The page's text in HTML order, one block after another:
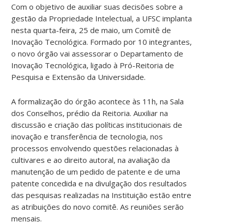
intelectual,
número
que
considera
reduzido
em
relação
tamanho
e
prestígio
em
pesquisa
e
desenvolvimento
conquistado
pela
Universidade.
Mas,
Com o objetivo de auxiliar suas decisões sobre a
gestão da Propriedade Intelectual, a UFSC implanta
nesta quarta-feira, 25 de maio, um Comitê de
Inovação Tecnológica. Formado por 10 integrantes,
o novo órgão vai assessorar o Departamento de
Inovação Tecnológica, ligado à Pró-Reitoria de
Pesquisa e Extensão da Universidade.
A formalização do órgão acontece às 11h, na Sala
dos Conselhos, prédio da Reitoria. Auxiliar na
discussão e criação das políticas institucionais de
inovação e transferência de tecnologia, nos
processos envolvendo questões relacionadas à
cultivares e ao direito autoral, na avaliação da
manutenção de um pedido de patente e de uma
patente concedida e na divulgação dos resultados
das pesquisas realizadas na Instituição estão entre
as atribuições do novo comitê. As reuniões serão
mensais.